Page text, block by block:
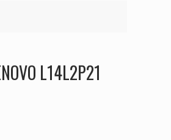
L14L2P21